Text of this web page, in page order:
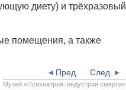
диету) и трёхразовый
помещения, а также
След.
Пред.
Музей «Психиатрия: индустрия смерти»